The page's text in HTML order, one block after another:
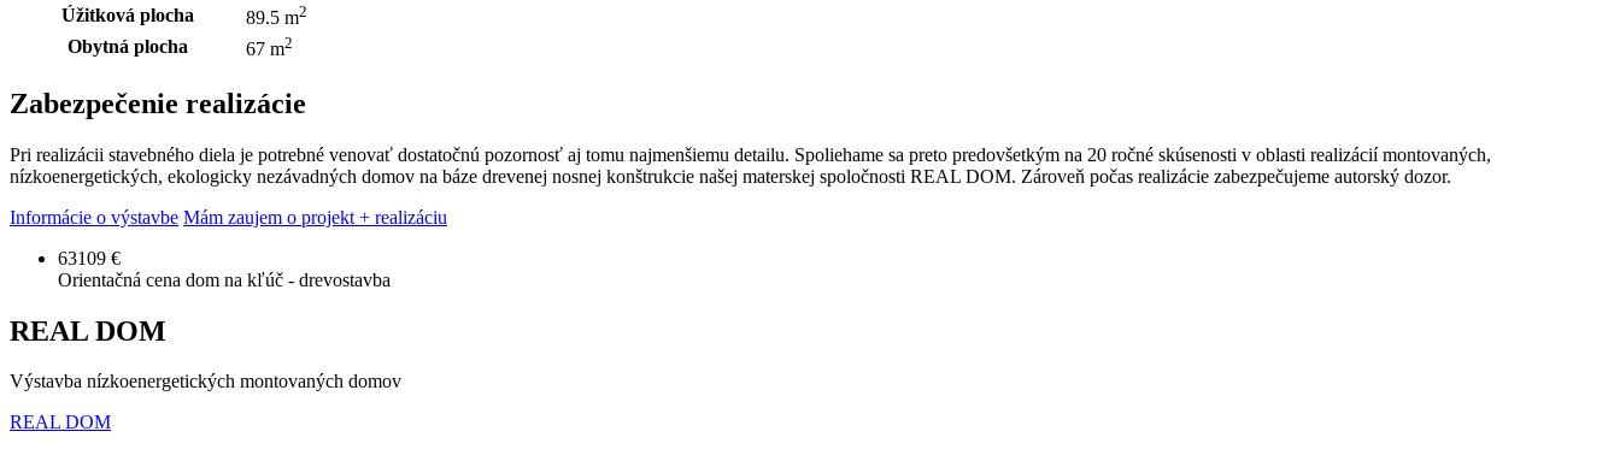
Úžitková plocha 89.5 m2
Obytná plocha 67 m2
Zabezpečenie realizácie
Pri realizácii stavebného diela je potrebné venovať dostatočnú pozornosť aj tomu najmenšiemu detailu. Spoliehame sa preto predovšetkým na 20 ročné skúsenosti v oblasti realizácií montovaných,
nízkoenergetických, ekologicky nezávadných domov na báze drevenej nosnej konštrukcie našej materskej spoločnosti REAL DOM. Zároveň počas realizácie zabezpečujeme autorský dozor.
Informácie o výstavbe Mám zaujem o projekt + realizáciu
63109 €
Orientačná cena dom na kľúč - drevostavba
REAL DOM
Výstavba nízkoenergetických montovaných domov
REAL DOM